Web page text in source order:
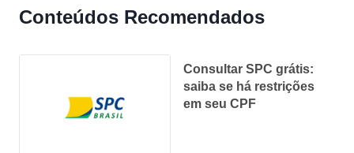
Conteúdos Recomendados
Consultar SPC grátis:
saiba se há restrições
em seu CPF